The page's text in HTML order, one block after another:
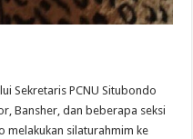
Sekretaris PCNU Situbondo
Bansher, dan beberapa seksi
melakukan silaturahmim ke